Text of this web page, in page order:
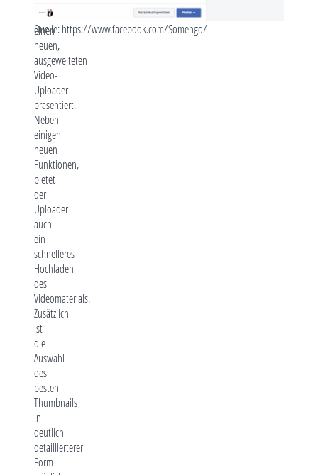
Facebook
einen
neuen,
ausgeweiteten
Video-
Uploader
präsentiert.
Neben
einigen
neuen
Funktionen,
bietet
der
Uploader
auch
ein
schnelleres
Hochladen
des
Videomaterials.
Zusätzlich
ist
die
Auswahl
des
besten
Thumbnails
in
deutlich
detaillierterer
Form
Quelle: https://www.facebook.com/Somengo/